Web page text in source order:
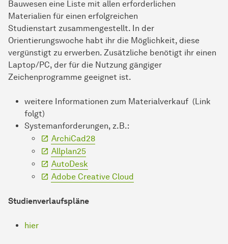
Bauwesen eine Liste mit allen erforderlichen
Materialien für einen erfolgreichen
Studienstart zusammengestellt. In der
Orientierungswoche habt ihr die Möglichkeit, diese
vergünstigt zu erwerben. Zusätzliche benötigt ihr einen
Laptop/PC, der für die Nutzung gängiger
Zeichenprogramme geeignet ist.
weitere Informationen zum Materialverkauf (Link
folgt)
Systemanforderungen, z.B.:
ArchiCad28
Allplan25
AutoDesk
Adobe Creative Cloud
Studienverlaufspläne
hier